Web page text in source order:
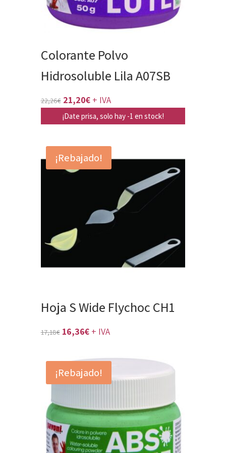
Colorante Polvo
Hidrosoluble Lila A07SB
22,26€ El
precio
era:
22,26€.
21,20€El
precio
es:
21,20€.
+ IVA
¡Date prisa, solo hay -1 en stock!
¡Rebajado!
Hoja S Wide Flychoc CH1
17,18€ El
original
era:
16,36€El
actual
es:
+ IVA
¡Rebajado!